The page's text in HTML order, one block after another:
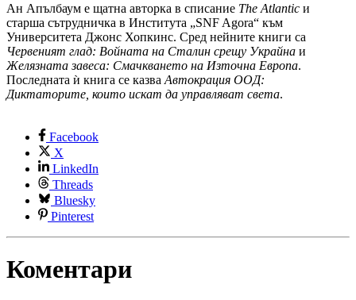
Ан Апълбаум е щатна авторка в списание The Atlantic и
старша сътрудничка в Института „SNF Agora“ към
Университета Джонс Хопкинс. Сред нейните книги са
Червеният глад: Войната на Сталин срещу Украйна и
Желязната завеса: Смачкването на Източна Европа.
Последната ѝ книга се казва Автокрация ООД:
Диктаторите, които искат да управляват света.
Facebook
X
LinkedIn
Threads
Bluesky
Pinterest
Коментари